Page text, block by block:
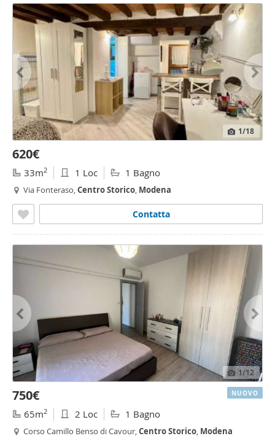
1/18
620€
33m2 1 Loc 1 Bagno
Via Fonteraso,CentroStorico, Modena
Contatta
1/12
750€
65m2 2 Loc 1 Bagno
Corso Camillo Benso di Cavour,CentroStorico, Modena
NUOVO